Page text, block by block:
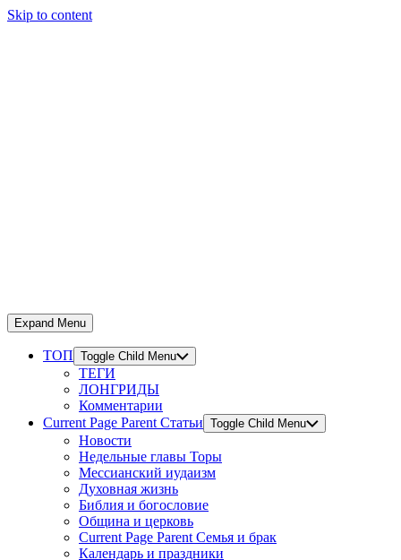
Skip to content
Expand Menu
ТОП Toggle Child Menu
ТЕГИ
ЛОНГРИДЫ
Комментарии
Current Page Parent Статьи Toggle Child Menu
Новости
Недельные главы Торы
Мессианский иудаизм
Духовная жизнь
Библия и богословие
Община и церковь
Current Page Parent Семья и брак
Календарь и праздники